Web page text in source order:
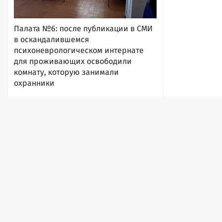
Палата №6: после публикации в СМИ
в оскандалившемся
психоневрологическом интернате
для проживающих освободили
комнату, которую занимали
охранники